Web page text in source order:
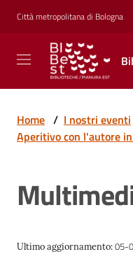
Vai al contenuto
Vai alla navigazione
Vai al footer
Città metropolitana di Bologna
Biblioteche
Pianura
Est
CREARE,
RICREARSI
Biblioteche
Cosa
Home / I nostri eventi
Aperitivo con l'autore
Ultimo aggiornamento:05-